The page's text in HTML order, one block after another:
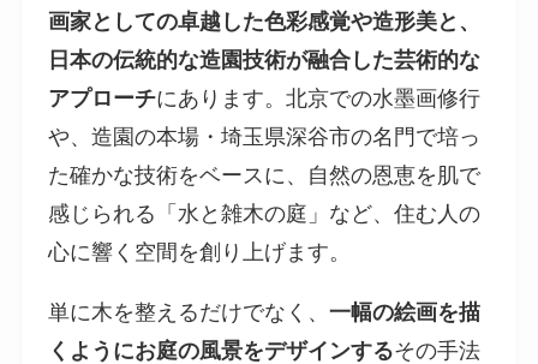
画家としての卓越した色彩感覚や造形美と、
日本の伝統的な造園技術が融合した芸術的な
アプローチにあります。北京での水墨画修行
や、造園の本場・埼玉県深谷市の名門で培っ
た確かな技術をベースに、自然の恩恵を肌で
感じられる「水と雑木の庭」など、住む人の
心に響く空間を創り上げます。
単に木を整えるだけでなく、一幅の絵画を描
くようにお庭の風景をデザインするその手法